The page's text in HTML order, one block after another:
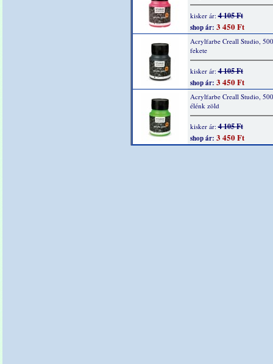
kisker ár:4 105 Ft
shop ár: 3 450 Ft
Acrylfarbe Creall Studio,
fekete
kisker ár:4 105 Ft
shop ár: 3 450 Ft
Acrylfarbe Creall Studio,
élénk zöld
kisker ár:4 105 Ft
shop ár: 3 450 Ft